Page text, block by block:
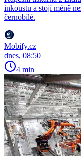
inkoustu a stojí méně
černobílé.
Mobify.cz
dnes, 08:50
4 min